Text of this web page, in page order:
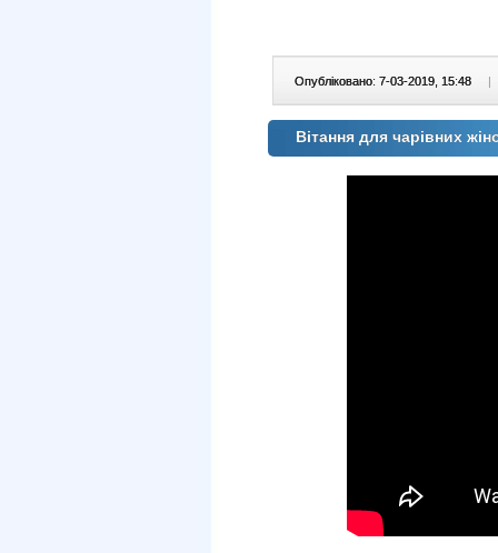
Опубліковано: 7-03-2019, 15:48 |
Вітання для чарівних